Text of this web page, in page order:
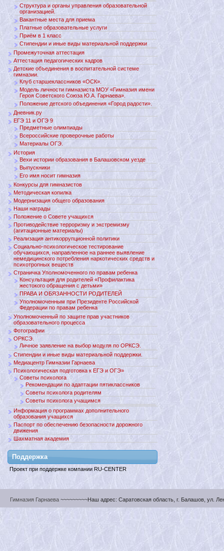
Структура и органы управления образовательной
организацией.
Вакантные места для приема
Платные образовательные услуги
Приём в 1 класс
Стипендии и иные виды материальной поддержки
Промежуточная аттестация
Аттестация педагогических кадров
Детские объединения в воспитательной системе
гимназии.
Клуб старшеклассников «ОСК».
Модель личности гимназиста МОУ «Гимназия имени
Героя Советского Союза Ю.А. Гарнаева».
Положение детского объединения «Город радости».
Дневник.ру
ЕГЭ 11 и ОГЭ 9
Предметные олимпиады
Всероссийские проверочные работы
Материалы ОГЭ.
История
Вехи истории образования в Балашовском уезде
Выпускники
Его имя носит гимназия
Конкурсы для гимназистов
Методическая копилка
Модернизация общего образования
Наши награды
Положение о Совете учащихся
Противодействие терроризму и экстремизму
(агитационные материалы)
Реализация антикоррупционной политики
Социально-психологическое тестирование
обучающихся, направленное на раннее выявление
немедицинского потребления наркотических средств и
психотропных веществ
Страничка Уполномоченного по правам ребенка
Консультация для родителей «Профилактика
жестокого обращения с детьми»
ПРАВА И ОБЯЗАННОСТИ РОДИТЕЛЕЙ
Уполномоченным при Президенте Российской
Федерации по правам ребенка
Уполномоченный по защите прав участников
образовательного процесса
Фотографии
ОРКСЭ.
Личное заявление на выбор модуля по ОРКСЭ.
Стипендии и иные виды материальной поддержки.
Медиацентр Гимназии Гарнаева
Психологическая подготовка к ЕГЭ и ОГЭ»
Советы психолога
Рекомендации по адаптации пятиклассников
Советы психолога родителям
Советы психолога учащимся
Информация о программах дополнительного
образования учащихся
Паспорт по обеспечению безопасности дорожного
движения
Шахматная академия
Поддержкa
Проект при поддержке компании RU-CENTER
Гимназия Гарнаева ~~~~~~~~~Наш адрес: Саратовская область, г. Балашов, ул.